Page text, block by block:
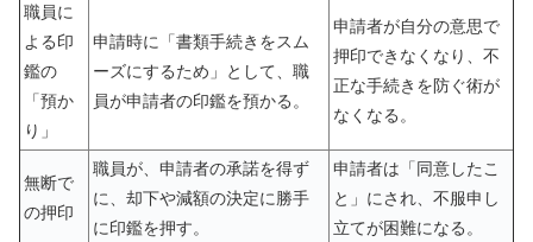
職員に
よる印
鑑の
「預か
り」
申請時に「書類手続きをスム
ーズにするため」として、職
員が申請者の印鑑を預かる。
申請者が自分の意思で
押印できなくなり、不
正な手続きを防ぐ術が
なくなる。
無断で
の押印
職員が、申請者の承諾を得ず
に、却下や減額の決定に勝手
に印鑑を押す。
申請者は「同意したこ
と」にされ、不服申し
立てが困難になる。